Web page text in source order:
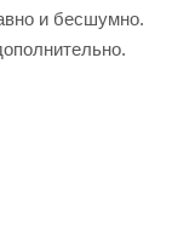
и бесшумно.